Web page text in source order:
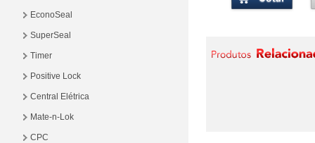
EconoSeal
SuperSeal
Timer
Positive Lock
Central Elétrica
Mate-n-Lok
CPC